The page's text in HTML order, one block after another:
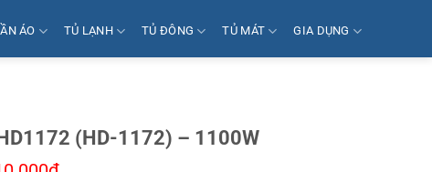
ÁO TỦ LẠNH TỦ ĐÔNG TỦ MÁT GIA DỤNG
(HD-1172) – 1100W